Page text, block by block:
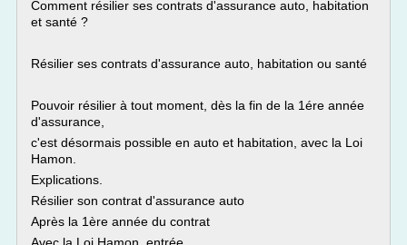
Comment résilier ses contrats d'assurance auto, habitation
et santé ?
Résilier ses contrats d'assurance auto, habitation ou santé
Pouvoir résilier à tout moment, dès la fin de la 1ére année
d'assurance,
c'est désormais possible en auto et habitation, avec la Loi
Hamon.
Explications.
Résilier son contrat d'assurance auto
Après la 1ère année du contrat